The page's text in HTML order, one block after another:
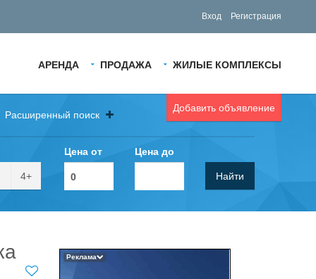
Вход Регистрация
АРЕНДА ПРОДАЖА ЖИЛЫЕ КОМПЛЕКСЫ
Добавить объявление
Расширенный поиск
4+
Цена от Цена до
Найти
Реклама